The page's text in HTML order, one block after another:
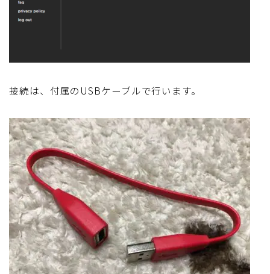
接続は、付属のUSBケーブルで行います。